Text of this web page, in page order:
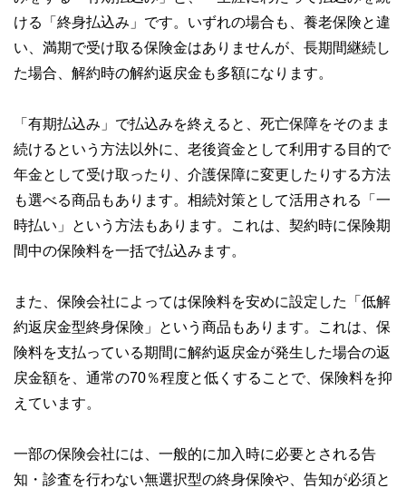
ける「終身払込み」です。いずれの場合も、養老保険と違
い、満期で受け取る保険金はありませんが、長期間継続し
た場合、解約時の解約返戻金も多額になります。
「有期払込み」で払込みを終えると、死亡保障をそのまま
続けるという方法以外に、老後資金として利用する目的で
年金として受け取ったり、介護保障に変更したりする方法
も選べる商品もあります。相続対策として活用される「一
時払い」という方法もあります。これは、契約時に保険期
間中の保険料を一括で払込みます。
また、保険会社によっては保険料を安めに設定した「低解
約返戻金型終身保険」という商品もあります。これは、保
険料を支払っている期間に解約返戻金が発生した場合の返
戻金額を、通常の70％程度と低くすることで、保険料を抑
えています。
一部の保険会社には、一般的に加入時に必要とされる告
知・診査を行わない無選択型の終身保険や、告知が必須と